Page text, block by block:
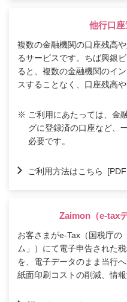
他行口
複数の金融機関の口座残高
るサービスです。ちば興銀
ると、複数の金融機関のイ
スすることなく、口座残高
※ ご利用にあたっては、金
グに登録済の口座など、
必要です。
ご利用方法はこちら
Zaimon（e-tax
お客さまがe-Tax（国税庁の
ム」）にて電子申告された
を、電子データのまま当行
紙面印刷コストの削減、情